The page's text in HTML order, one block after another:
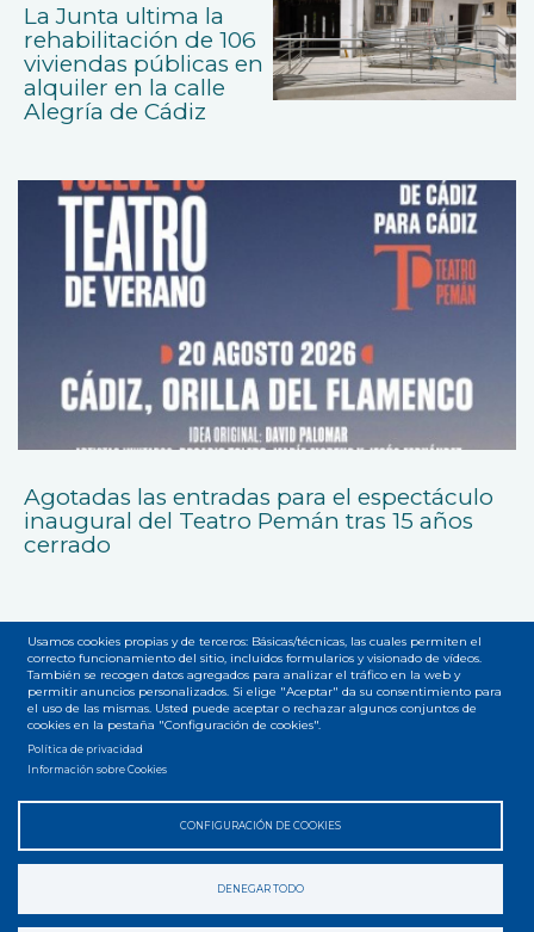
La Junta ultima la
rehabilitación de 106
viviendas públicas en
alquiler en la calle
Alegría de Cádiz
Agotadas las entradas para el espectáculo
inaugural del Teatro Pemán tras 15 años
cerrado
Menú
del
Accesibilidad Privacidad Legal Cookies Mapa web
Usamos cookies propias y de terceros: Básicas/técnicas, las cuales permiten el
correcto funcionamiento del sitio, incluidos formularios y visionado de vídeos.
También se recogen datos agregados para analizar el tráfico en la web y
permitir anuncios personalizados. Si elige "Aceptar" da su consentimiento para
el uso de las mismas. Usted puede aceptar o rechazar algunos conjuntos de
cookies en la pestaña "Configuración de cookies".
Política de privacidad
Información sobre Cookies
CONFIGURACIÓN DE COOKIES
DENEGAR TODO